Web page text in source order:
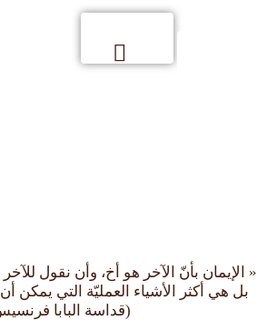
« الإيمان بأنّ الآخر هو أخ، وأن نقول
بل هي أكثر الأشياء العمليّة التي يمكن
(قداسة البابا